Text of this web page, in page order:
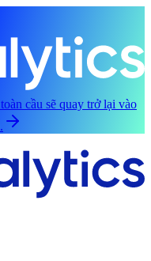
cầu sẽ quay trở lại vào